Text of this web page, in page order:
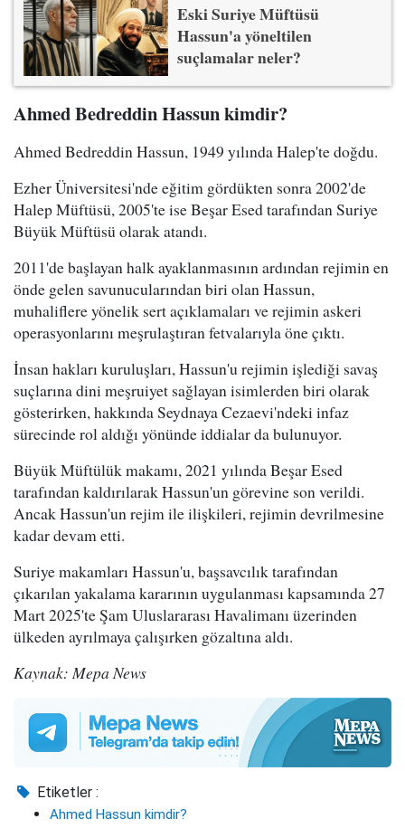
Eski Suriye Müftüsü
Hassun'a yöneltilen
suçlamalar neler?
Ahmed Bedreddin Hassun kimdir?
Ahmed Bedreddin Hassun, 1949 yılında Halep'te doğdu.
Ezher Üniversitesi'nde eğitim gördükten sonra 2002'de
Halep Müftüsü, 2005'te ise Beşar Esed tarafından Suriye
Büyük Müftüsü olarak atandı.
2011'de başlayan halk ayaklanmasının ardından rejimin en
önde gelen savunucularından biri olan Hassun,
muhaliflere yönelik sert açıklamaları ve rejimin askeri
operasyonlarını meşrulaştıran fetvalarıyla öne çıktı.
İnsan hakları kuruluşları, Hassun'u rejimin işlediği savaş
suçlarına dini meşruiyet sağlayan isimlerden biri olarak
gösterirken, hakkında Seydnaya Cezaevi'ndeki infaz
sürecinde rol aldığı yönünde iddialar da bulunuyor.
Büyük Müftülük makamı, 2021 yılında Beşar Esed
tarafından kaldırılarak Hassun'un görevine son verildi.
Ancak Hassun'un rejim ile ilişkileri, rejimin devrilmesine
kadar devam etti.
Suriye makamları Hassun'u, başsavcılık tarafından
çıkarılan yakalama kararının uygulanması kapsamında 27
Mart 2025'te Şam Uluslararası Havalimanı üzerinden
ülkeden ayrılmaya çalışırken gözaltına aldı.
Kaynak: Mepa News
Etiketler :
Ahmed Hassun kimdir?